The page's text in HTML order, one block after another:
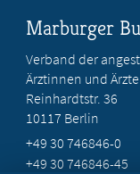
Marburger
Verband der
Ärztinnen und
Reinhardtstr. 36
10117 Berlin
+49 30 746846-0
+49 30 746846-45